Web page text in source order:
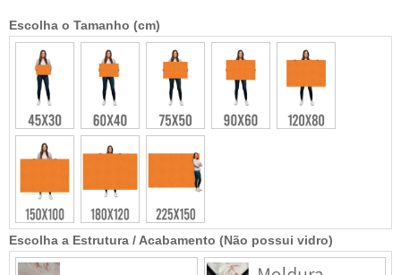
Escolha a Estrutura / Acabamento (Não possui vidro)
Escolha o Tamanho (cm)